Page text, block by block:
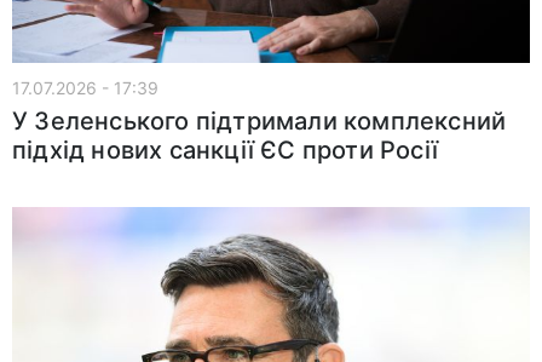
17.07.2026 - 17:39
У Зеленського підтримали комплексний
підхід нових санкції ЄС проти Росії